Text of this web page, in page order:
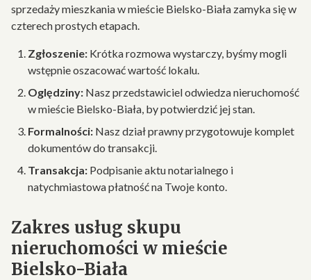
sprzedaży mieszkania w mieście Bielsko-Biała zamyka się w
czterech prostych etapach.
Zgłoszenie: Krótka rozmowa wystarczy, byśmy mogli
wstępnie oszacować wartość lokalu.
Oględziny: Nasz przedstawiciel odwiedza nieruchomość
w mieście Bielsko-Biała, by potwierdzić jej stan.
Formalności: Nasz dział prawny przygotowuje komplet
dokumentów do transakcji.
Transakcja: Podpisanie aktu notarialnego i
natychmiastowa płatność na Twoje konto.
Zakres usług skupu
nieruchomości w mieście
Bielsko-Biała